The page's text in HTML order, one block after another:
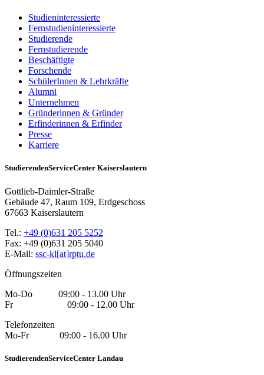
Studieninteressierte
Fernstudieninteressierte
Studierende
Fernstudierende
Beschäftigte
Forschende
SchülerInnen & Lehrkräfte
Alumni
Unternehmen
Gründerinnen & Gründer
Erfinderinnen & Erfinder
Presse
Karriere
StudierendenServiceCenter Kaiserslautern
Gottlieb-Daimler-Straße
Gebäude 47, Raum 109, Erdgeschoss
67663 Kaiserslautern
Tel.: +49 (0)631 205 5252
Fax: +49 (0)631 205 5040
E-Mail: ssc-kl[at]rptu.de
Öffnungszeiten
Mo-Do 09:00 - 13.00 Uhr
Fr 09:00 - 12.00 Uhr
Telefonzeiten
Mo-Fr 09:00 - 16.00 Uhr
StudierendenServiceCenter Landau